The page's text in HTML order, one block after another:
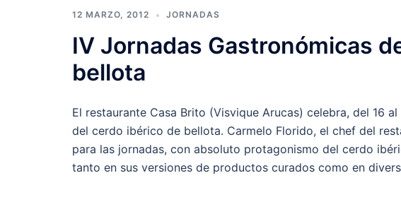
12 MARZO, 2012 JORNADAS
IV Jornadas Gastronómicas
bellota
El restaurante Casa Brito (Visvique Arucas) celebra, del 16
del cerdo ibérico de bellota. Carmelo Florido, el chef del
para las jornadas, con absoluto protagonismo del cerdo
tanto en sus versiones de productos curados como en